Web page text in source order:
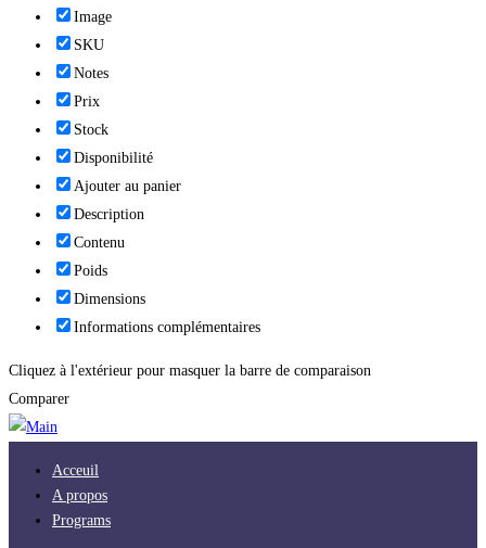
Image
SKU
Notes
Prix
Stock
Disponibilité
Ajouter au panier
Description
Contenu
Poids
Dimensions
Informations complémentaires
Cliquez à l'extérieur pour masquer la barre de comparaison
Comparer
Acceuil
A propos
Programs